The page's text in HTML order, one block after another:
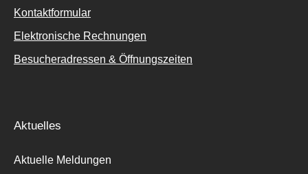
Kontaktformular
Elektronische Rechnungen
Besucheradressen & Öffnungszeiten
Aktuelles
Aktuelle Meldungen